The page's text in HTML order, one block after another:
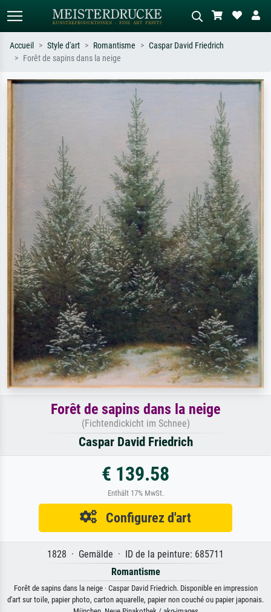
Décrivez la scène – ex. prairie verte,
abstrait avec beaucoup de rouge,
tableau sombre, nu debout près d'un
Accueil Style d'art Romantisme
Caspar David Friedrich
Forêt de sapins dans la neige
Forêt de sapins dans la neige
(Fichtendickicht im Schnee)
Caspar David Friedrich
€ 139.58
Enthält 17% MwSt.
Configurez d'art
1828 · Gemälde · ID de la peinture: 685711
Romantisme
Forêt de sapins dans la neige · Caspar David Friedrich. Disponible en impression
d'art sur toile, papier photo, carton aquarelle, papier non couché ou papier japonais.